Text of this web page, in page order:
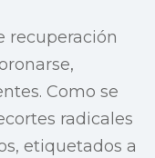
recuperación
Como se
radicales
etiquetados a